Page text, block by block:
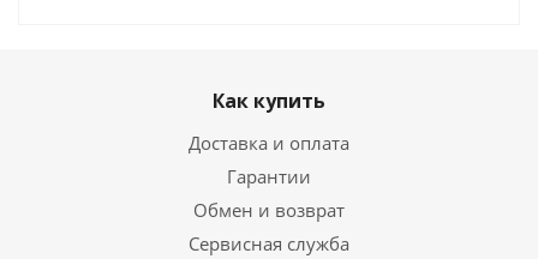
Как купить
Доставка и оплата
Гарантии
Обмен и возврат
Сервисная служба